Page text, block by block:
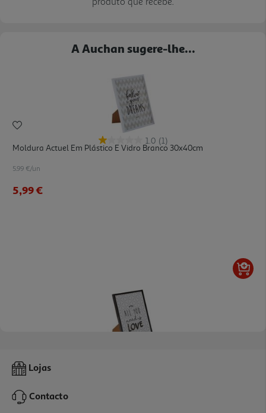
A Auchan sugere-lhe...
1.0 (1)
Moldura Actuel Em Plástico E Vidro Branco 30x40cm
5.99 €/un
5,99 €
Moldura Actuel Em Plástico Preto 30x40cm
5,99 €
Lojas
Contacto